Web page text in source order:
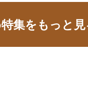
集をもっと